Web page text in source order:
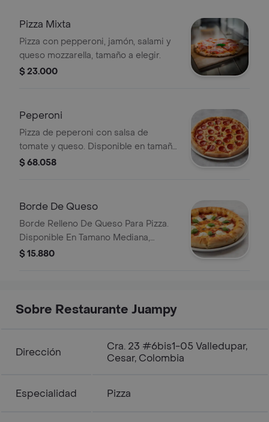
Pizza Mixta
Pizza con pepperoni, jamón, salami y
queso mozzarella, tamaño a elegir.
$ 23.000
Peperoni
Pizza de peperoni con salsa de
tomate y queso. Disponible en tamaño
mediana, grande o familiar.
$ 68.058
Borde De Queso
Borde Relleno De Queso Para Pizza.
Disponible En Tamano Mediana,
Grande O Familiar.
$ 15.880
Sobre Restaurante Juampy
Dirección
Cra. 23 #6bis1-05 Valledupar,
Cesar, Colombia
Especialidad Pizza